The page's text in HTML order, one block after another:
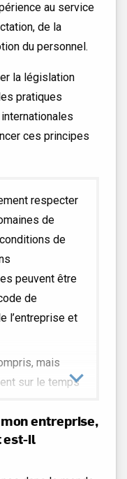
au service
de la
du personnel.
la législation
pratiques
ces principes
respecter
de
de
peuvent être
de
l’entreprise et
mais
sur le temps
et saines,
pour prévenir
entreprise,
est-il